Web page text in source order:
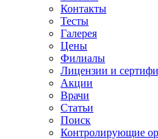
Контакты
Тесты
Галерея
Цены
Филиалы
Лицензии и
Акции
Врачи
Статьи
Поиск
Контролирующие